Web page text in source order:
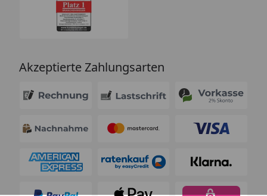
Akzeptierte Zahlungsarten